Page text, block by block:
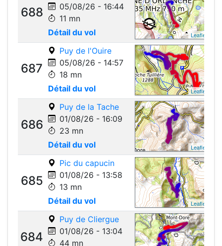
688
05/08/26 - 16:44
11 mn
Détail du vol
Leaflet
687
Puy de l'Ouire
05/08/26 - 14:57
18 mn
Détail du vol
Leaflet
686
Puy de la Tache
01/08/26 - 16:09
23 mn
Détail du vol
Leaflet
685
Pic du capucin
01/08/26 - 13:58
13 mn
Détail du vol
Leaflet
684
Puy de Cliergue
01/08/26 - 13:04
44 mn